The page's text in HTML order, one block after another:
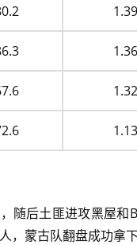
1.39
1.36
1.32
1.13
随后土匪进攻黑屋和
蒙古队翻盘成功拿下